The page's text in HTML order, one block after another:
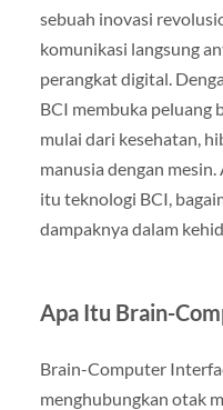
sebuah inovasi
komunikasi langsung
perangkat digital.
BCI membuka peluang
mulai dari kesehatan,
manusia dengan
itu teknologi BCI,
dampaknya dalam
Apa Itu Brain-
Brain-Computer
menghubungkan otak